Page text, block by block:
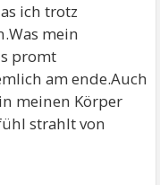
ich trotz
mein
promt
am ende.Auch
meinen Körper
strahlt von